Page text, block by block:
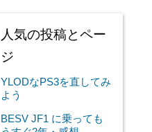
人気の投稿とペー
ジ
YLODなPS3を直してみ
よう
BESV JF1 に乗っても